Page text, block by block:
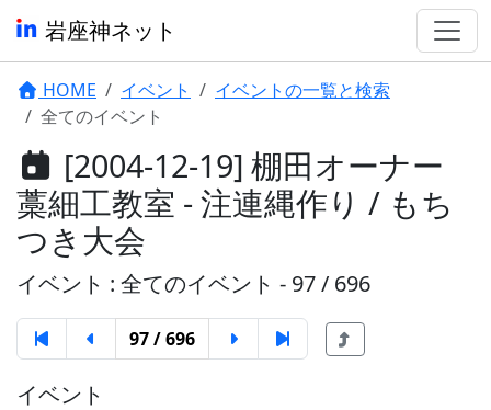
岩座神ネット
HOME イベント
イベントの一覧と検索
全てのイベント
[2004-12-19] 棚田オーナー
藁細工教室 - 注連縄作り / もち
つき大会
イベント : 全てのイベント - 97 / 696
97 / 696
イベント